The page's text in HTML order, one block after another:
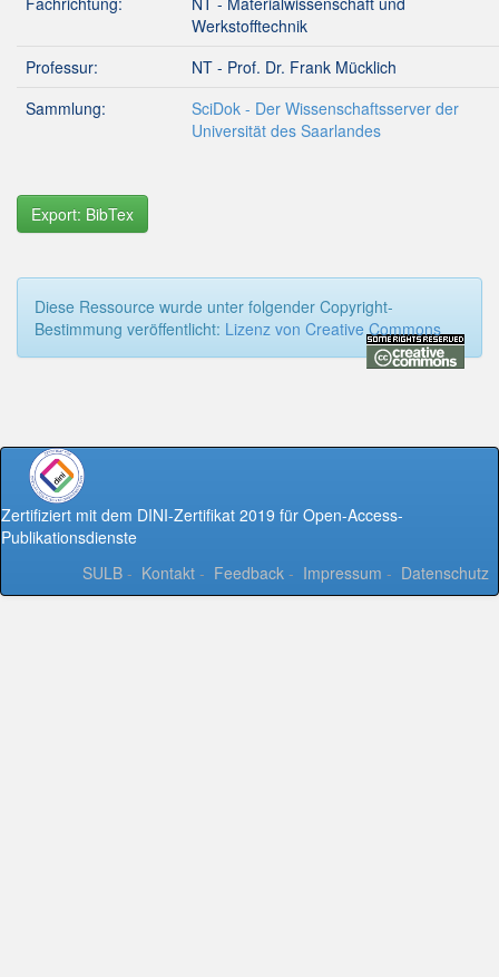
Werkstofftechnik
Professur:
NT - Prof. Dr. Frank Mücklich
Sammlung:
SciDok - Der Wissenschaftsserver der
Universität des Saarlandes
Export: BibTex
Diese Ressource wurde unter folgender Copyright-
Bestimmung veröffentlicht: Lizenz von Creative Commons
Zertifiziert mit dem DINI-Zertifikat 2019 für Open-Access-
Publikationsdienste
SULB - Kontakt - Feedback - Impressum - Datenschutz